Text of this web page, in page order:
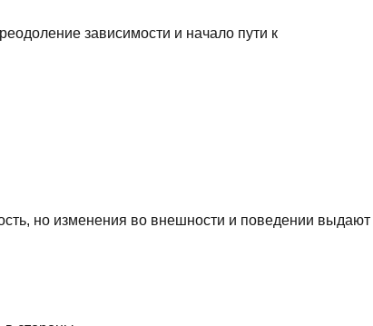
зависимости и начало пути к
но изменения во внешности и поведении выдают